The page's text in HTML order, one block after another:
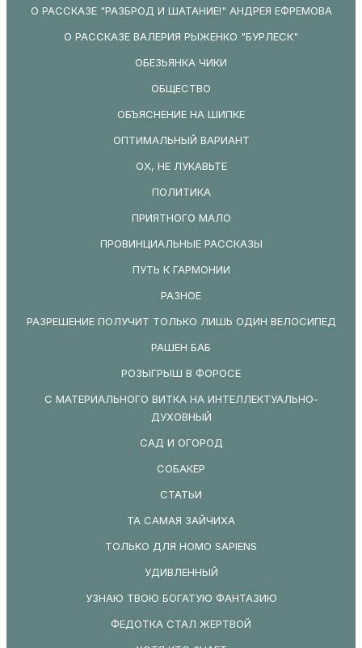
О РАССКАЗЕ "РАЗБРОД И ШАТАНИЕ!" АНДРЕЯ ЕФРЕМОВА
О РАССКАЗЕ ВАЛЕРИЯ РЫЖЕНКО "БУРЛЕСК"
ОБЕЗЬЯНКА ЧИКИ
ОБЩЕСТВО
ОБЪЯСНЕНИЕ НА ШИПКЕ
ОПТИМАЛЬНЫЙ ВАРИАНТ
ОХ, НЕ ЛУКАВЬТЕ
ПОЛИТИКА
ПРИЯТНОГО МАЛО
ПРОВИНЦИАЛЬНЫЕ РАССКАЗЫ
ПУТЬ К ГАРМОНИИ
РАЗНОЕ
РАЗРЕШЕНИЕ ПОЛУЧИТ ТОЛЬКО ЛИШЬ ОДИН ВЕЛОСИПЕД
РАШЕН БАБ
РОЗЫГРЫШ В ФОРОСЕ
С МАТЕРИАЛЬНОГО ВИТКА НА ИНТЕЛЛЕКТУАЛЬНО-
ДУХОВНЫЙ
САД И ОГОРОД
СОБАКЕР
СТАТЬИ
ТА САМАЯ ЗАЙЧИХА
ТОЛЬКО ДЛЯ HOMO SAPIENS
УДИВЛЕННЫЙ
УЗНАЮ ТВОЮ БОГАТУЮ ФАНТАЗИЮ
ФЕДОТКА СТАЛ ЖЕРТВОЙ